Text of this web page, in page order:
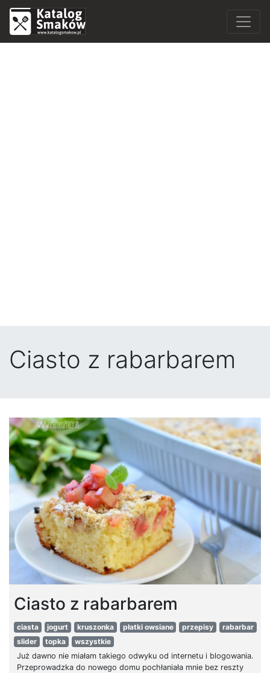
Ciasto z rabarbarem
Ciasto z rabarbarem
ciasta jogurt kruszonka płatki owsiane przepisy
rabarbar
slider
topka
wszystkie
Już dawno nie miałam takiego odwyku od internetu i blogowania.
Przeprowadzka do nowego domu pochłaniała mnie bez reszty